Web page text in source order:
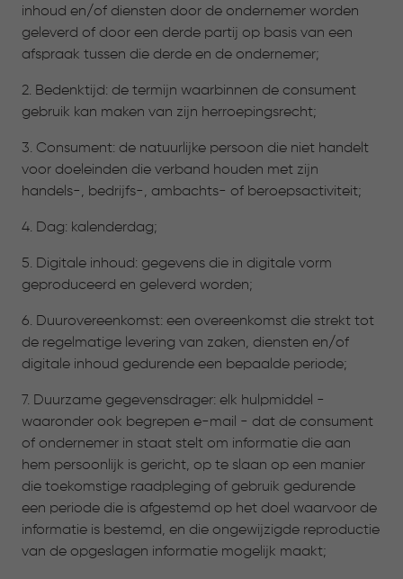
inhoud en/of diensten door de ondernemer worden
geleverd of door een derde partij op basis van een
afspraak tussen die derde en de ondernemer;
2. Bedenktijd: de termijn waarbinnen de consument
gebruik kan maken van zijn herroepingsrecht;
3. Consument: de natuurlijke persoon die niet handelt
voor doeleinden die verband houden met zijn
handels-, bedrijfs-, ambachts- of beroepsactiviteit;
4. Dag: kalenderdag;
5. Digitale inhoud: gegevens die in digitale vorm
geproduceerd en geleverd worden;
6. Duurovereenkomst: een overeenkomst die strekt tot
de regelmatige levering van zaken, diensten en/of
digitale inhoud gedurende een bepaalde periode;
7. Duurzame gegevensdrager: elk hulpmiddel -
waaronder ook begrepen e-mail - dat de consument
of ondernemer in staat stelt om informatie die aan
hem persoonlijk is gericht, op te slaan op een manier
die toekomstige raadpleging of gebruik gedurende
een periode die is afgestemd op het doel waarvoor de
informatie is bestemd, en die ongewijzigde reproductie
van de opgeslagen informatie mogelijk maakt;